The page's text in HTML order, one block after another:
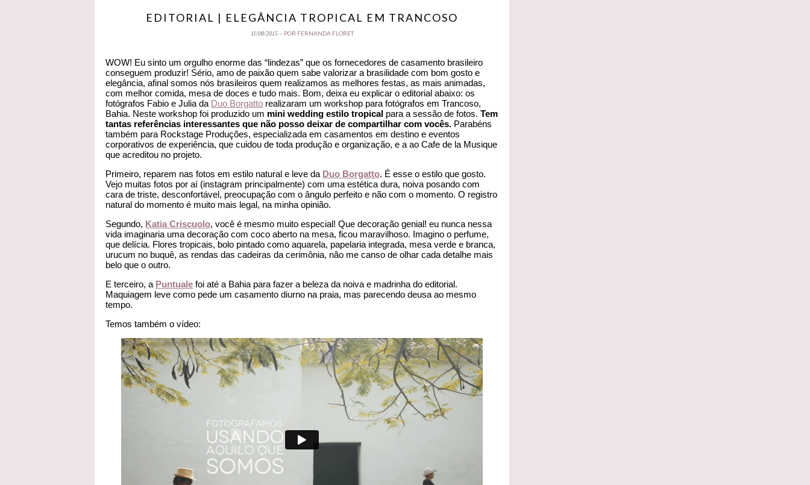
EDITORIAL | ELEGÂNCIA TROPICAL EM TRANCOSO
11/08/2015 - POR FERNANDA FLORET
WOW! Eu sinto um orgulho enorme das “lindezas” que os fornecedores de casamento brasileiro
conseguem produzir! Sério, amo de paixão quem sabe valorizar a brasilidade com bom gosto e
elegância, afinal somos nós brasileiros quem realizamos as melhores festas, as mais animadas,
com melhor comida, mesa de doces e tudo mais. Bom, deixa eu explicar o editorial abaixo: os
fotógrafos Fabio e Julia da Duo Borgatto realizaram um workshop para fotógrafos em Trancoso,
Bahia. Neste workshop foi produzido um mini wedding estilo tropical para a sessão de fotos. Tem
tantas referências interessantes que não posso deixar de compartilhar com vocês. Parabéns
também para Rockstage Produções, especializada em casamentos em destino e eventos
corporativos de experiência, que cuidou de toda produção e organização, e a ao Cafe de la Musique
que acreditou no projeto.
Primeiro, reparem nas fotos em estilo natural e leve da Duo Borgatto. É esse o estilo que gosto.
Vejo muitas fotos por aí (instagram principalmente) com uma estética dura, noiva posando com
cara de triste, desconfortável, preocupação com o ângulo perfeito e não com o momento. O registro
natural do momento é muito mais legal, na minha opinião.
Segundo, Katia Criscuolo, você é mesmo muito especial! Que decoração genial! eu nunca nessa
vida imaginaria uma decoração com coco aberto na mesa, ficou maravilhoso. Imagino o perfume,
que delícia. Flores tropicais, bolo pintado como aquarela, papelaria integrada, mesa verde e branca,
urucum no buquê, as rendas das cadeiras da cerimônia, não me canso de olhar cada detalhe mais
belo que o outro.
E terceiro, a Puntuale foi até a Bahia para fazer a beleza da noiva e madrinha do editorial.
Maquiagem leve como pede um casamento diurno na praia, mas parecendo deusa ao mesmo
tempo.
Temos também o vídeo: